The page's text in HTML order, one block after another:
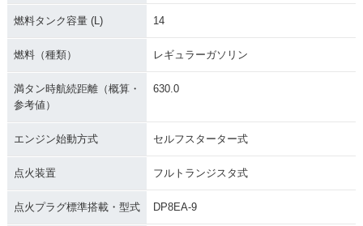
燃料タンク容量 (L) 14
燃料（種類） レギュラーガソリン
満タン時航続距離（概算・
参考値）
630.0
エンジン始動方式 セルフスターター式
点火装置 フルトランジスタ式
点火プラグ標準搭載・型式 DP8EA-9